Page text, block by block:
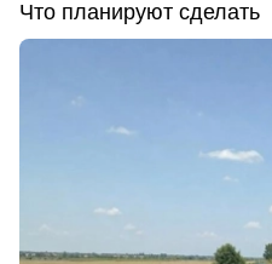
Что планируют сделать